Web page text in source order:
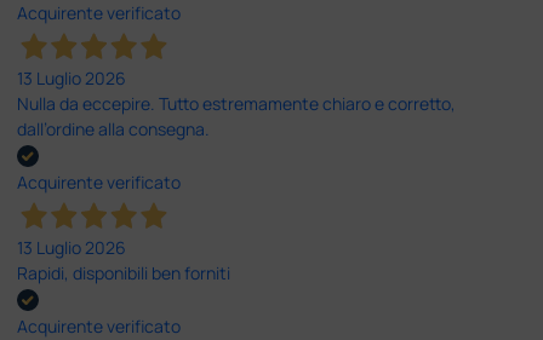
Acquirente verificato
13 Luglio 2026
Nulla da eccepire. Tutto estremamente chiaro e corretto,
dall’ordine alla consegna.
Acquirente verificato
13 Luglio 2026
Rapidi, disponibili ben forniti
Acquirente verificato